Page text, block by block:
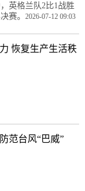
英格兰队2比1战胜
赛。 2026-07-12 09:03
恢复生产生活秩
范台风“巴威”